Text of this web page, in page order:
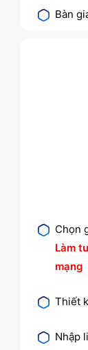
Bàn
Chọn
Làm
mạng
Thiết
Nhập